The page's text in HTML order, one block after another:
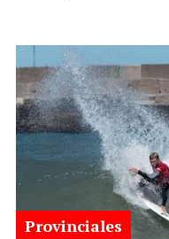
Provinciales